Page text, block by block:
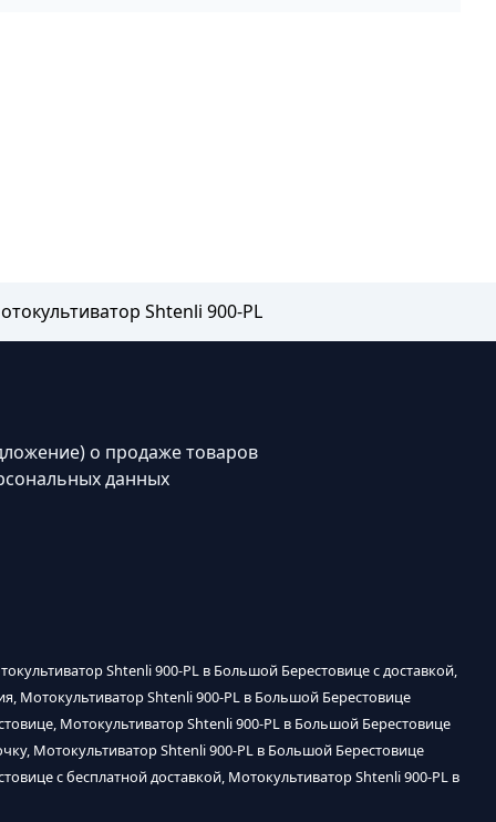
Shtenli 900-PL
о продаже товаров
данных
Shtenli 900-PL в Большой Берестовице с доставкой,
Мотокультиватор Shtenli 900-PL в Большой Берестовице
Мотокультиватор Shtenli 900-PL в Большой Берестовице
Мотокультиватор Shtenli 900-PL в Большой Берестовице
с бесплатной доставкой, Мотокультиватор Shtenli 900-PL в